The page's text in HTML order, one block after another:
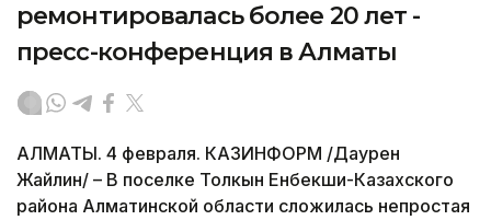
ремонтировалась более 20 лет -
пресс-конференция в Алматы
АЛМАТЫ. 4 февраля. КАЗИНФОРМ /Даурен
Жайлин/ – В поселке Толкын Енбекши-Казахского
района Алматинской области сложилась непростая